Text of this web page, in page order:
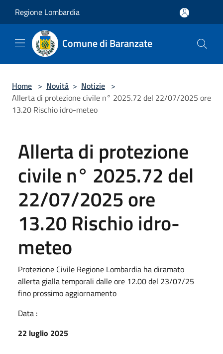
Regione Lombardia
Comune di Baranzate
Home > Novità > Notizie >
Allerta di protezione civile n° 2025.72 del 22/07/2025 ore
13.20 Rischio idro-meteo
Allerta di protezione
civile n° 2025.72 del
22/07/2025 ore
13.20 Rischio idro-
meteo
Protezione Civile Regione Lombardia ha diramato
allerta gialla temporali dalle ore 12.00 del 23/07/25
fino prossimo aggiornamento
Data :
22 luglio 2025